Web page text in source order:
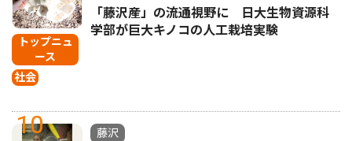
トップニュ
ース
社会
「藤沢産」の流通視野に 日大生物資源科
学部が巨大キノコの人工栽培実験
10
藤沢